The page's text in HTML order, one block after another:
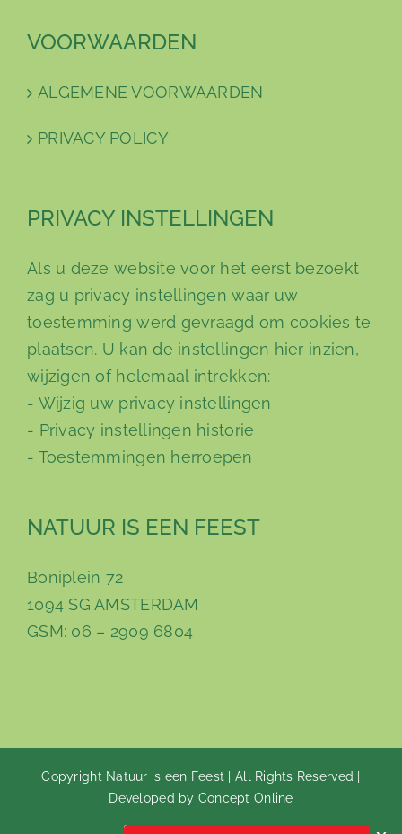
VOORWAARDEN
ALGEMENE VOORWAARDEN
PRIVACY POLICY
PRIVACY INSTELLINGEN
Als u deze website voor het eerst bezoekt
zag u privacy instellingen waar uw
toestemming werd gevraagd om cookies te
plaatsen. U kan de instellingen hier inzien,
wijzigen of helemaal intrekken:
- Wijzig uw privacy instellingen
- Privacy instellingen historie
- Toestemmingen herroepen
NATUUR IS EEN FEEST
Boniplein 72
1094 SG AMSTERDAM
GSM: 06 – 2909 6804
Copyright Natuur is een Feest | All Rights Reserved |
Developed by Concept Online